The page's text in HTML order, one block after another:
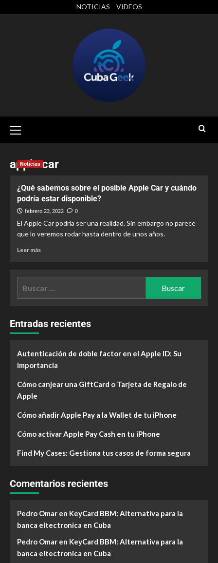
NOTICIAS VIDEOS
apple car
Noticias
¿Qué sabemos sobre el posible Apple Car y cuándo
podría estar disponible?
febrero 23, 2022 0
El Apple Car podría ser una realidad. Sin embargo no parece
que lo veremos rodar hasta dentro de unos años.
Leer más
Entradas recientes
Autenticación de doble factor en el Apple ID: Su
importancia
Cómo canjear una GiftCard o Tarjeta de Regalo de
Apple
Cómo añadir Apple Pay a la Wallet de tu iPhone
Cómo activar Apple Pay Cash en tu iPhone
Find My Cases: Gestiona tus casos de forma segura
Comentarios recientes
Pedro Omar en KeyCard BBM: Alternativa para la
banca eltectronica en Cuba
Pedro Omar en KeyCard BBM: Alternativa para la
banca eltectronica en Cuba